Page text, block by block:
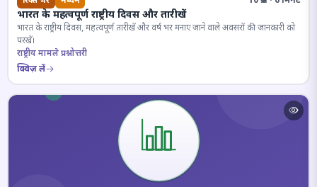
भारत के महत्वपूर्ण राष्ट्रीय दिवस और तारीखें
भारत के राष्ट्रीय दिवस, महत्वपूर्ण तारीखें और वर्ष भर मनाए जाने वाले अवसरों की जानकारी को
परखें।
राष्ट्रीय मामले प्रश्नोत्तरी
क्विज़ लें